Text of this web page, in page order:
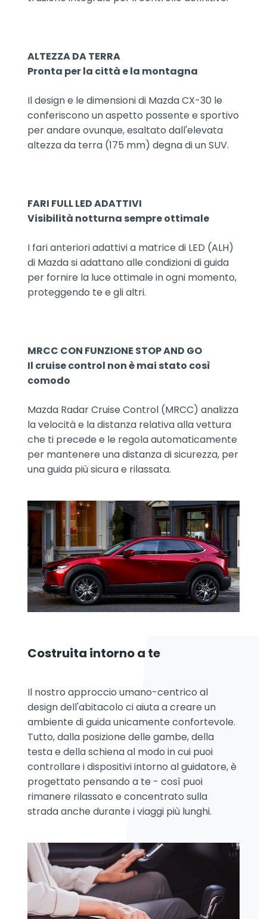
ALTEZZA DA TERRA
Pronta per la città e la montagna
Il design e le dimensioni di Mazda CX-30 le
conferiscono un aspetto possente e sportivo
per andare ovunque, esaltato dall'elevata
altezza da terra (175 mm) degna di un SUV.
FARI FULL LED ADATTIVI
Visibilità notturna sempre ottimale
I fari anteriori adattivi a matrice di LED (ALH)
di Mazda si adattano alle condizioni di guida
per fornire la luce ottimale in ogni momento,
proteggendo te e gli altri.
MRCC CON FUNZIONE STOP AND GO
Il cruise control non è mai stato così
comodo
Mazda Radar Cruise Control (MRCC) analizza
la velocità e la distanza relativa alla vettura
che ti precede e le regola automaticamente
per mantenere una distanza di sicurezza, per
una guida più sicura e rilassata.
Costruita intorno a te
Il nostro approccio umano-centrico al
design dell'abitacolo ci aiuta a creare un
ambiente di guida unicamente confortevole.
Tutto, dalla posizione delle gambe, della
testa e della schiena al modo in cui puoi
controllare i dispositivi intorno al guidatore, è
progettato pensando a te - così puoi
rimanere rilassato e concentrato sulla
strada anche durante i viaggi più lunghi.